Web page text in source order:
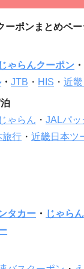
ポンまとめペ
じゃらんクーポン ・
・JTB ・ HIS ・近
じゃらん ・JALパッ
旅行 ・近畿日本ツ
タカー ・ じゃら